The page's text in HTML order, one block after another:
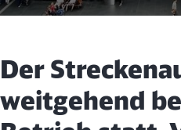
Der
weitgehend